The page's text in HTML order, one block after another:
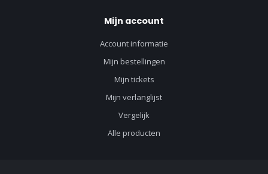
Mijn account
Account informatie
Mijn bestellingen
Mijn tickets
Mijn verlanglijst
Vergelijk
Alle producten